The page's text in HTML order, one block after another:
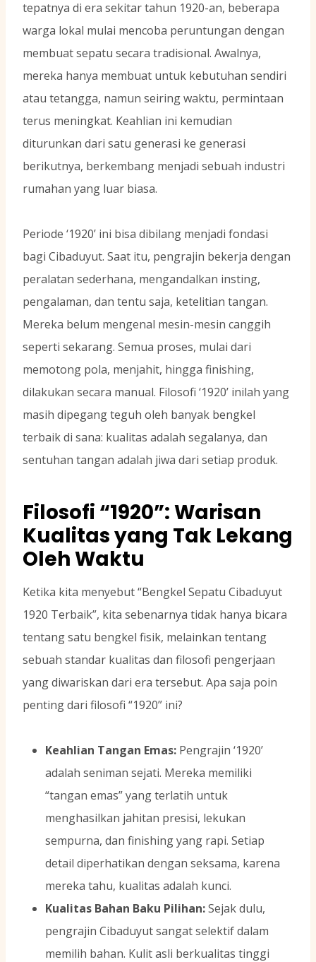
tepatnya di era sekitar tahun 1920-an, beberapa
warga lokal mulai mencoba peruntungan dengan
membuat sepatu secara tradisional. Awalnya,
mereka hanya membuat untuk kebutuhan sendiri
atau tetangga, namun seiring waktu, permintaan
terus meningkat. Keahlian ini kemudian
diturunkan dari satu generasi ke generasi
berikutnya, berkembang menjadi sebuah industri
rumahan yang luar biasa.
Periode ‘1920’ ini bisa dibilang menjadi fondasi
bagi Cibaduyut. Saat itu, pengrajin bekerja dengan
peralatan sederhana, mengandalkan insting,
pengalaman, dan tentu saja, ketelitian tangan.
Mereka belum mengenal mesin-mesin canggih
seperti sekarang. Semua proses, mulai dari
memotong pola, menjahit, hingga finishing,
dilakukan secara manual. Filosofi ‘1920’ inilah yang
masih dipegang teguh oleh banyak bengkel
terbaik di sana: kualitas adalah segalanya, dan
sentuhan tangan adalah jiwa dari setiap produk.
Filosofi “1920”: Warisan
Kualitas yang Tak Lekang
Oleh Waktu
Ketika kita menyebut “Bengkel Sepatu Cibaduyut
1920 Terbaik”, kita sebenarnya tidak hanya bicara
tentang satu bengkel fisik, melainkan tentang
sebuah standar kualitas dan filosofi pengerjaan
yang diwariskan dari era tersebut. Apa saja poin
penting dari filosofi “1920” ini?
Keahlian Tangan Emas: Pengrajin ‘1920’
adalah seniman sejati. Mereka memiliki
“tangan emas” yang terlatih untuk
menghasilkan jahitan presisi, lekukan
sempurna, dan finishing yang rapi. Setiap
detail diperhatikan dengan seksama, karena
mereka tahu, kualitas adalah kunci.
Kualitas Bahan Baku Pilihan:Sejak dulu,
pengrajin Cibaduyut sangat selektif dalam
memilih bahan. Kulit asli berkualitas tinggi